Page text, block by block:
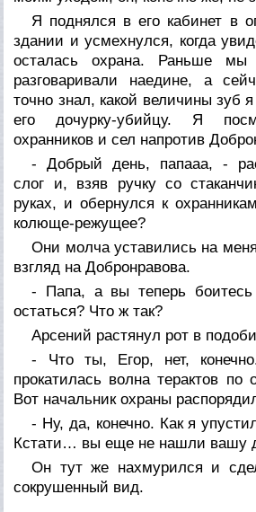
Я поднялся в его кабинет в
здании и усмехнулся, когда
осталась охрана. Раньше мы
разговаривали наедине, а
точно знал, какой величины зуб
его дочурку-убийцу. Я
охранников и сел напротив
- Добрый день, папааа, -
слог и, взяв ручку со
руках, и обернулся к
колюще-режущее?
Они молча уставились на
взгляд на Добронравова.
- Папа, а вы теперь
остаться? Что ж так?
Арсений растянул рот в
- Что ты, Егор, нет,
прокатилась волна терактов
Вот начальник охраны
- Ну, да, конечно. Как я
Кстати… вы еще не нашли вашу
Он тут же нахмурился и
сокрушенный вид.